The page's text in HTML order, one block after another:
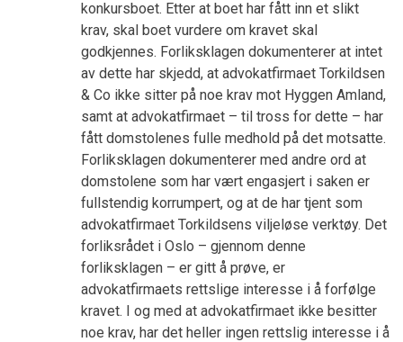
konkursboet. Etter at boet har fått inn et slikt
krav, skal boet vurdere om kravet skal
godkjennes. Forliksklagen dokumenterer at intet
av dette har skjedd, at advokatfirmaet Torkildsen
& Co ikke sitter på noe krav mot Hyggen Amland,
samt at advokatfirmaet – til tross for dette – har
fått domstolenes fulle medhold på det motsatte.
Forliksklagen dokumenterer med andre ord at
domstolene som har vært engasjert i saken er
fullstendig korrumpert, og at de har tjent som
advokatfirmaet Torkildsens viljeløse verktøy. Det
forliksrådet i Oslo – gjennom denne
forliksklagen – er gitt å prøve, er
advokatfirmaets rettslige interesse i å forfølge
kravet. I og med at advokatfirmaet ikke besitter
noe krav, har det heller ingen rettslig interesse i å